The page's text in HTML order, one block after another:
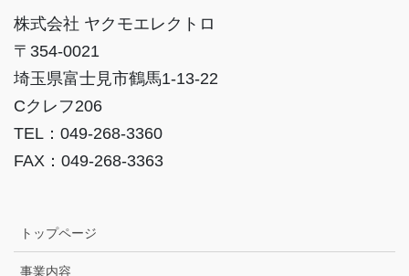
株式会社 ヤクモエレクトロ
〒354-0021
埼玉県富士見市鶴馬1-13-22
Cクレフ206
TEL：049-268-3360
FAX：049-268-3363
トップページ
事業内容